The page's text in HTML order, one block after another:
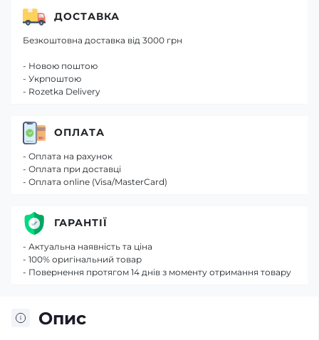
Опис
ДОСТАВКА
Безкоштовна доставка від 3000 грн
- Новою поштою
- Укрпоштою
- Rozetka Delivery
ОПЛАТА
- Оплата на рахунок
- Оплата при доставці
- Оплата online (Visa/MasterCard)
ГАРАНТІЇ
- Актуальна наявність та ціна
- 100% оригінальний товар
- Повернення протягом 14 днів з моменту отримання товару